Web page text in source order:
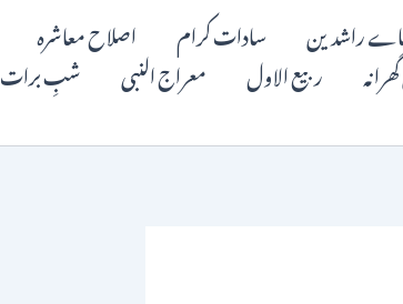
راشدین سادات کرام
اصلاح معاشرہ
ربیع الاول معراج النبی
شبِ برات